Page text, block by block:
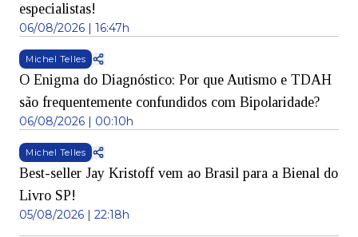
especialistas!
06/08/2026 | 16:47h
Michel Telles
O Enigma do Diagnóstico: Por que Autismo e TDAH
são frequentemente confundidos com Bipolaridade?
06/08/2026 | 00:10h
Michel Telles
Best-seller Jay Kristoff vem ao Brasil para a Bienal do
Livro SP!
05/08/2026 | 22:18h